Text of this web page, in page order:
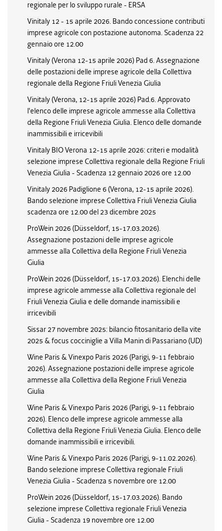
regionale per lo sviluppo rurale - ERSA
Vinitaly 12 - 15 aprile 2026. Bando concessione contributi
imprese agricole con postazione autonoma. Scadenza 22
gennaio ore 12.00
Vinitaly (Verona 12-15 aprile 2026) Pad 6. Assegnazione
delle postazioni delle imprese agricole della Collettiva
regionale della Regione Friuli Venezia Giulia
Vinitaly (Verona, 12-15 aprile 2026) Pad.6. Approvato
l'elenco delle imprese agricole ammesse alla Collettiva
della Regione Friuli Venezia Giulia. Elenco delle domande
inammissibili e irricevibili
Vinitaly BIO Verona 12-15 aprile 2026: criteri e modalità
selezione imprese Collettiva regionale della Regione Friuli
Venezia Giulia - Scadenza 12 gennaio 2026 ore 12.00
Vinitaly 2026 Padiglione 6 (Verona, 12-15 aprile 2026).
Bando selezione imprese Collettiva Friuli Venezia Giulia
scadenza ore 12.00 del 23 dicembre 2025
ProWein 2026 (Düsseldorf, 15-17.03.2026).
Assegnazione postazioni delle imprese agricole
ammesse alla Collettiva della Regione Friuli Venezia
Giulia
ProWein 2026 (Düsseldorf, 15-17.03.2026). Elenchi delle
imprese agricole ammesse alla Collettiva regionale del
Friuli Venezia Giulia e delle domande inamissibili e
irricevibili
Sissar 27 novembre 2025: bilancio fitosanitario della vite
2025 & focus cocciniglie a Villa Manin di Passariano (UD)
Wine Paris & Vinexpo Paris 2026 (Parigi, 9-11 febbraio
2026). Assegnazione postazioni delle imprese agricole
ammesse alla Collettiva della Regione Friuli Venezia
Giulia
Wine Paris & Vinexpo Paris 2026 (Parigi, 9-11 febbraio
2026). Elenco delle imprese agricole ammesse alla
Collettiva della Regione Friuli Venezia Giulia. Elenco delle
domande inammissibili e irricevibili.
Wine Paris & Vinexpo Paris 2026 (Parigi, 9-11.02.2026).
Bando selezione imprese Collettiva regionale Friuli
Venezia Giulia - Scadenza 5 novembre ore 12.00
ProWein 2026 (Düsseldorf, 15-17.03.2026). Bando
selezione imprese Collettiva regionale Friuli Venezia
Giulia - Scadenza 19 novembre ore 12.00